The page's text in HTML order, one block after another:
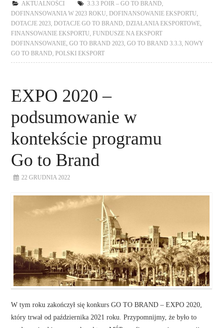
AKTUALNOŚCI 3.3.3 POIR – GO TO BRAND
DOFINANSOWANIA W 2023 ROKU
DOFINANSOWANIE EKSPORTU
DOTACJE 2023
DOTACJE GO TO BRAND DZIAŁANIA EKSPORTOWE
FINANSOWANIE EKSPORTU
FUNDUSZE NA EKSPORT
DOFINANSOWANIE ,GO TO BRAND 2023 ,GO TO BRAND 3.3.3
NOWY
GO TO BRAND
POLSKI EKSPORT
EXPO 2020 –
podsumowanie w
kontekście programu
Go to Brand
22 GRUDNIA 2022
W tym roku zakończył się konkurs GO TO BRAND – EXPO 2020,
który trwał od października 2021 roku. Przypomnijmy, że było to